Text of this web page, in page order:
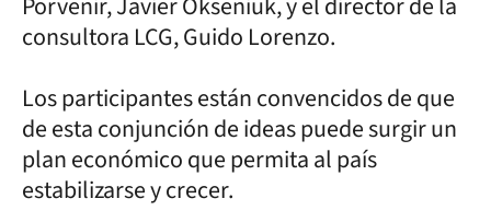
consultora LCG, Guido Lorenzo.
Los participantes están convencidos de que
de esta conjunción de ideas puede surgir un
plan económico que permita al país
estabilizarse y crecer.